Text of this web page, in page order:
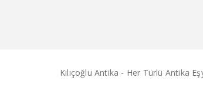
Kılıçoğlu Antika - Her Türlü Antika